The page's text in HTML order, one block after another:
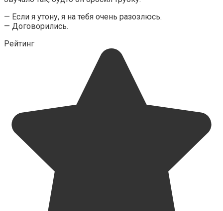
— Если я утону, я на тебя очень разозлюсь.
— Договорились.
Рейтинг